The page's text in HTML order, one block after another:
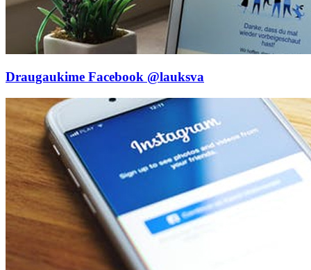
Draugaukime Facebook @lauksva